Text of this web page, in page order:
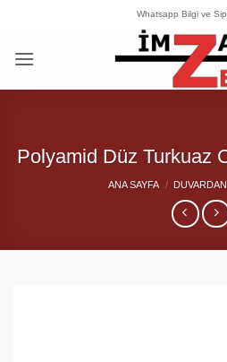
Whatsapp Bilgi ve
Polyamid Düz Turkuaz
ANA SAYFA /